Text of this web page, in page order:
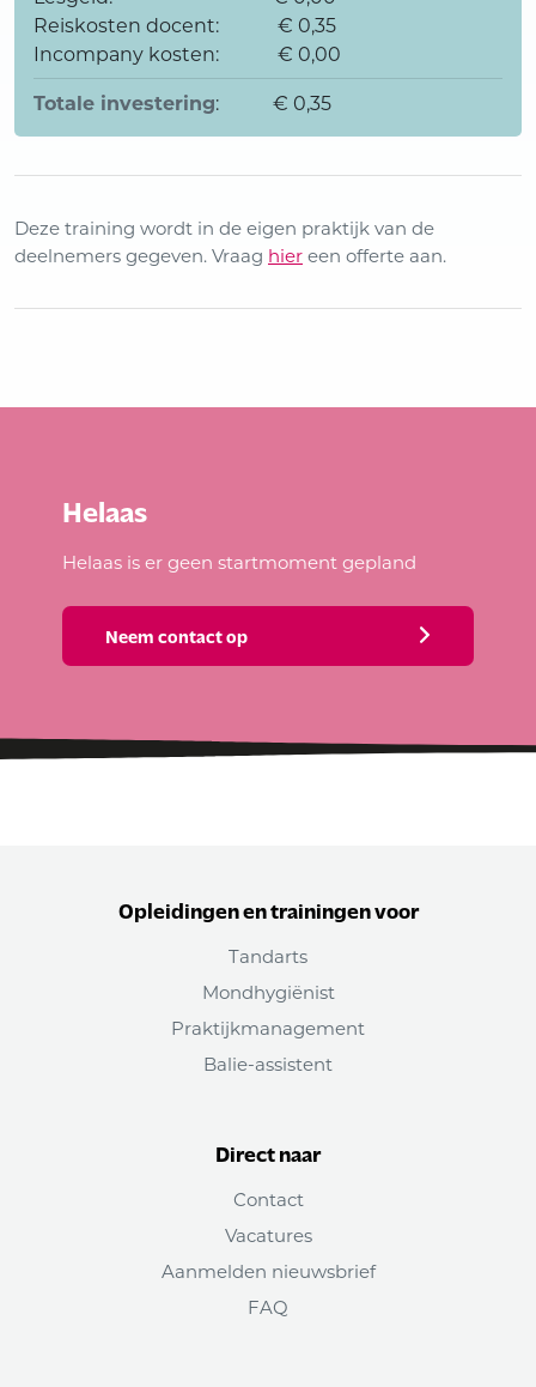
Reiskosten docent:
€ 0,35
Incompany kosten:
€ 0,00
Totale investering: € 0,35
Deze training wordt in de eigen praktijk van de
deelnemers gegeven. Vraag hier een offerte aan.
Helaas
Helaas is er geen startmoment gepland
Neem contact op
Opleidingen en trainingen voor
Tandarts
Mondhygiënist
Praktijkmanagement
Balie-assistent
Direct naar
Contact
Vacatures
Aanmelden nieuwsbrief
FAQ